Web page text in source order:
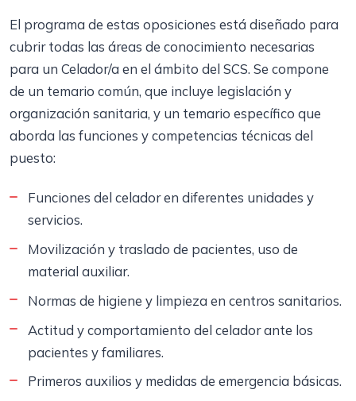
El programa de estas oposiciones está diseñado para
cubrir todas las áreas de conocimiento necesarias
para un Celador/a en el ámbito del SCS. Se compone
de un temario común, que incluye legislación y
organización sanitaria, y un temario específico que
aborda las funciones y competencias técnicas del
puesto:
Funciones del celador en diferentes unidades y
servicios.
Movilización y traslado de pacientes, uso de
material auxiliar.
Normas de higiene y limpieza en centros sanitarios.
Actitud y comportamiento del celador ante los
pacientes y familiares.
Primeros auxilios y medidas de emergencia básicas.